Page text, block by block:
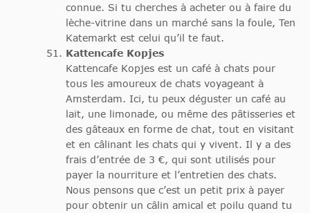
connue. Si tu cherches à acheter ou à faire du
lèche-vitrine dans un marché sans la foule, Ten
Katemarkt est celui qu’il te faut.
Kattencafe Kopjes
Kattencafe Kopjes est un café à chats pour
tous les amoureux de chats voyageant à
Amsterdam. Ici, tu peux déguster un café au
lait, une limonade, ou même des pâtisseries et
des gâteaux en forme de chat, tout en visitant
et en câlinant les chats qui y vivent. Il y a des
frais d’entrée de 3 €, qui sont utilisés pour
payer la nourriture et l’entretien des chats.
Nous pensons que c’est un petit prix à payer
pour obtenir un câlin amical et poilu quand tu